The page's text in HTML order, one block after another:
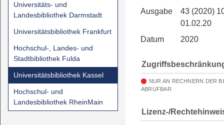
Universitäts- und
Landesbibliothek Darmstadt
Universitätsbibliothek Frankfurt
Hochschul-, Landes- und
Stadtbibliothek Fulda
Universitätsbibliothek Kassel
Hochschul- und
Landesbibliothek RheinMain
Ausgabe
43 (2020)
01.02.20
Datum
2020
NUR AN RECHNERN DER
ABRUFBAR
Lizenz-/